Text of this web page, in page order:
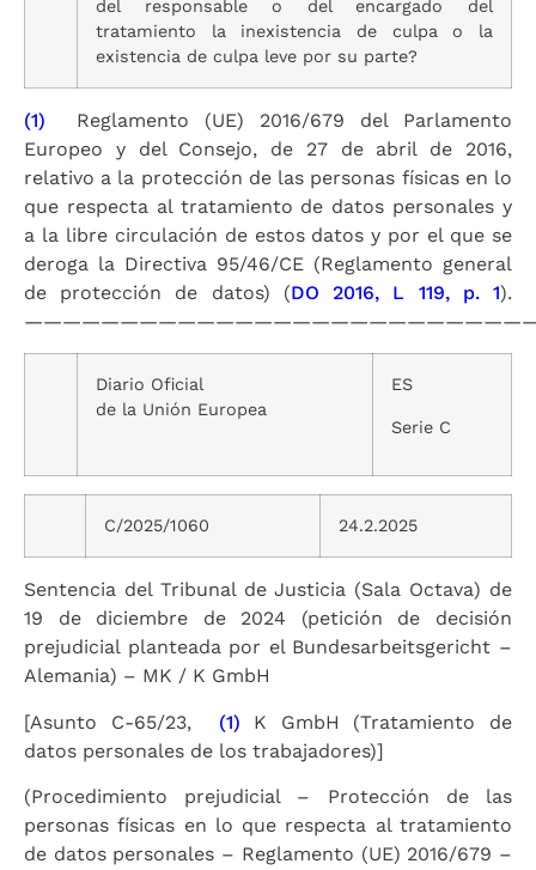
del responsable o del encargado del
tratamiento la inexistencia de culpa o la
existencia de culpa leve por su parte?
(1) Reglamento (UE) 2016/679 del Parlamento
Europeo y del Consejo, de 27 de abril de 2016,
relativo a la protección de las personas físicas en lo
que respecta al tratamiento de datos personales y
a la libre circulación de estos datos y por el que se
deroga la Directiva 95/46/CE (Reglamento general
de protección de datos) (DO 2016, L 119, p. 1).
Diario Oficial
de la Unión Europea
ES
Serie C
C/2025/1060 24.2.2025
Sentencia del Tribunal de Justicia (Sala Octava) de
19 de diciembre de 2024 (petición de decisión
prejudicial planteada por el Bundesarbeitsgericht –
Alemania) – MK / K GmbH
[Asunto C-65/23, (1) K GmbH (Tratamiento de
datos personales de los trabajadores)]
(Procedimiento prejudicial – Protección de las
personas físicas en lo que respecta al tratamiento
de datos personales – Reglamento (UE) 2016/679 –